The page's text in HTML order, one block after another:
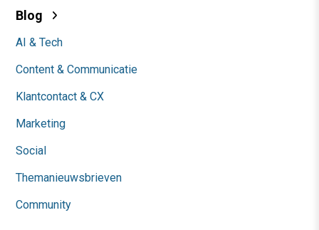
Blog
AI & Tech
Content & Communicatie
Klantcontact & CX
Marketing
Social
Themanieuwsbrieven
Community